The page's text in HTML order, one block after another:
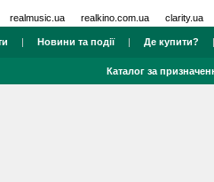
realmusic.ua realkino.com.ua clarity.ua
| Новини та події| Де купити?
Каталог за